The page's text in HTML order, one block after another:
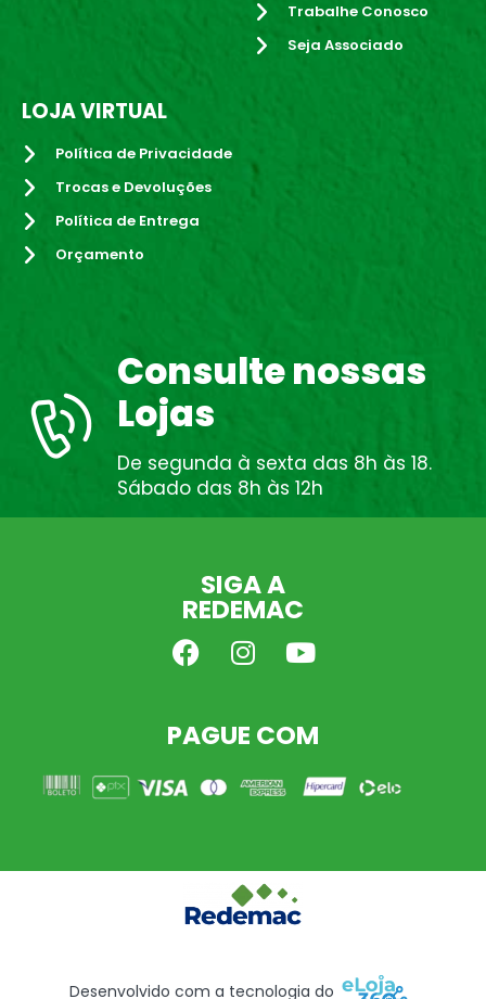
Trabalhe Conosco
Seja Associado
LOJA VIRTUAL
Política de Privacidade
Trocas e Devoluções
Política de Entrega
Orçamento
Consulte nossas
Lojas
De segunda à sexta das 8h às 18.
Sábado das 8h às 12h
SIGA A
REDEMAC
PAGUE COM
Desenvolvido com a tecnologia do